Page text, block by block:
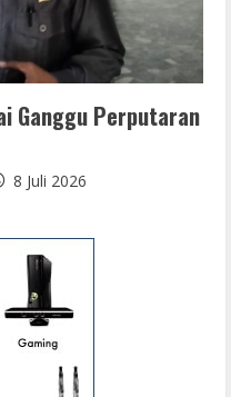
Ganggu Perputaran
8 Juli 2026